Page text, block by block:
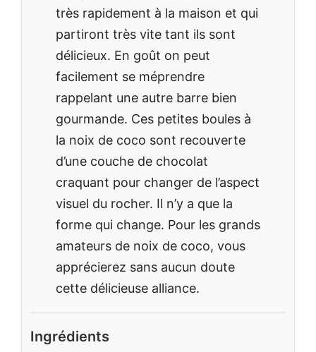
très rapidement à la maison et qui
partiront très vite tant ils sont
délicieux. En goût on peut
facilement se méprendre
rappelant une autre barre bien
gourmande. Ces petites boules à
la noix de coco sont recouverte
d’une couche de chocolat
craquant pour changer de l’aspect
visuel du rocher. Il n’y a que la
forme qui change. Pour les grands
amateurs de noix de coco, vous
apprécierez sans aucun doute
cette délicieuse alliance.
Ingrédients